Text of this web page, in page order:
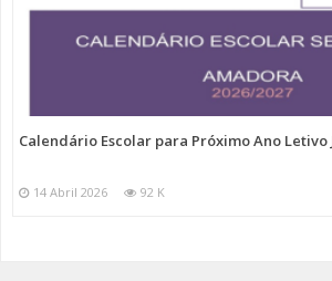
Calendário Escolar para Próximo Ano Letivo
14 Abril 2026 92 K